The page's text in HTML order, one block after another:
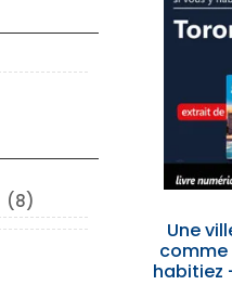
(8)
Une
comme
habitiez